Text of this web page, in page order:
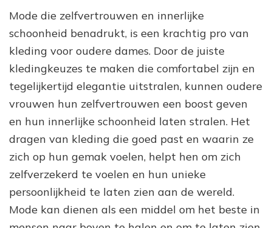
Mode die zelfvertrouwen en innerlijke
schoonheid benadrukt, is een krachtig pro van
kleding voor oudere dames. Door de juiste
kledingkeuzes te maken die comfortabel zijn en
tegelijkertijd elegantie uitstralen, kunnen oudere
vrouwen hun zelfvertrouwen een boost geven
en hun innerlijke schoonheid laten stralen. Het
dragen van kleding die goed past en waarin ze
zich op hun gemak voelen, helpt hen om zich
zelfverzekerd te voelen en hun unieke
persoonlijkheid te laten zien aan de wereld.
Mode kan dienen als een middel om het beste in